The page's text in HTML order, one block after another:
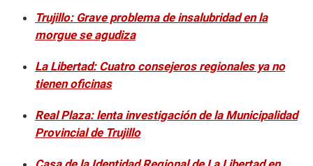
Trujillo: Grave problema de insalubridad en la
morgue se agudiza
La Libertad: Cuatro consejeros regionales ya no
tienen oficinas
Real Plaza: lenta investigación de la Municipalidad
Provincial de Trujillo